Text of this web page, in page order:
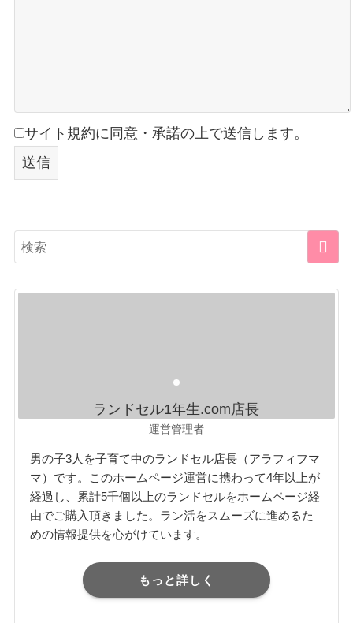
サイト規約に同意・承諾の上で送信します。
ランドセル1年生.com店長
運営管理者
男の子3人を子育て中のランドセル店長（アラフィフマ
マ）です。このホームページ運営に携わって4年以上が
経過し、累計5千個以上のランドセルをホームページ経
由でご購入頂きました。ラン活をスムーズに進めるた
めの情報提供を心がけています。
もっと詳しく